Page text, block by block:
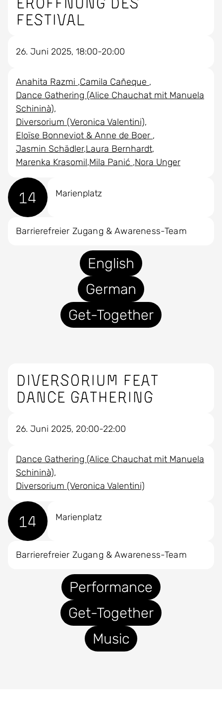
26. Juni 2025, 18:00-20:00
Festival
English
German
Get-Together
Anahita Razmi Camila Cañeque
Dance Gathering (Alice Chauchat mit Manuela
Schininà)
Diversorium (Veronica Valentini)
Eloïse Bonneviot & Anne de Boer
Jasmin Schädler Laura Bernhardt
Marenka Krasomil Mila Panić Nora Unger
14 Marienplatz
Barrierefreier Zugang & Awareness-Team
26. Juni 2025, 20:00-22:00
Diversorium feat
Dance Gathering
Performance
Get-Together
Music
Dance Gathering (Alice Chauchat mit Manuela
Schininà)
Diversorium (Veronica Valentini)
14 Marienplatz
Barrierefreier Zugang & Awareness-Team